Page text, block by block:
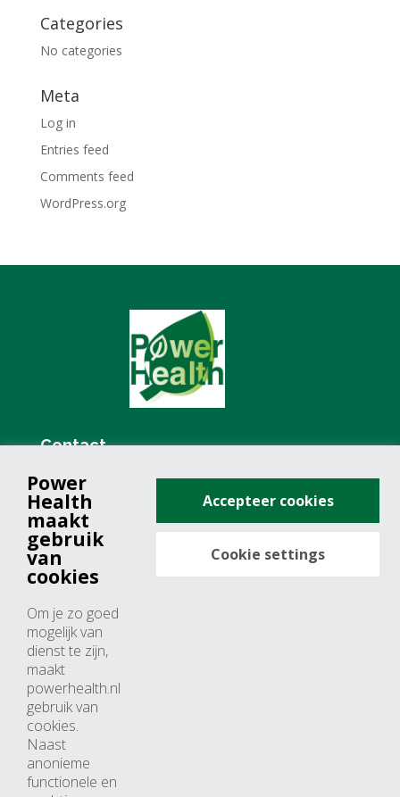
Categories
No categories
Meta
Log in
Entries feed
Comments feed
WordPress.org
Contact
+31 (0)76 571 19 68
info@powerhealth.nl
Adresse
4817 ZH breda
Nederland
Horaires d’ouvertures
Du lundi au jeudi: 09:00 – 17:00
Vendredi: 09:00 – 15:00
Power
Health
maakt
gebruik
van
cookies
Om je zo goed
mogelijk van
dienst te zijn,
maakt
powerhealth.nl
gebruik van
cookies.
Naast
anonieme
functionele en
Accepteer cookies
Cookie settings